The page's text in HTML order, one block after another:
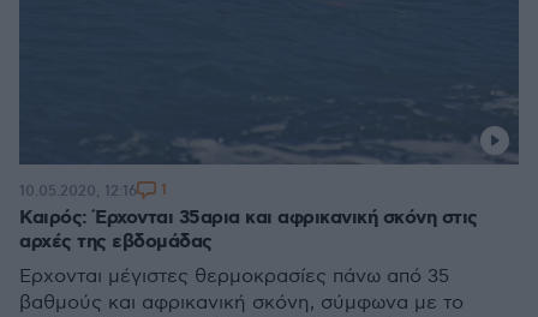
Καιρός: Έρχονται 35αρια και αφρικανική σκόνη στις
αρχές της εβδομάδας
Έρχονται μέγιστες θερμοκρασίες πάνω από 35
βαθμούς και αφρικανική σκόνη, σύμφωνα με το
10.05.2020, 12:16 1